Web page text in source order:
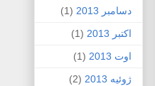
دسامبر 2013
(1)
اکتبر 2013
(1)
اوت 2013
(1)
ژوئیه 2013
(2)